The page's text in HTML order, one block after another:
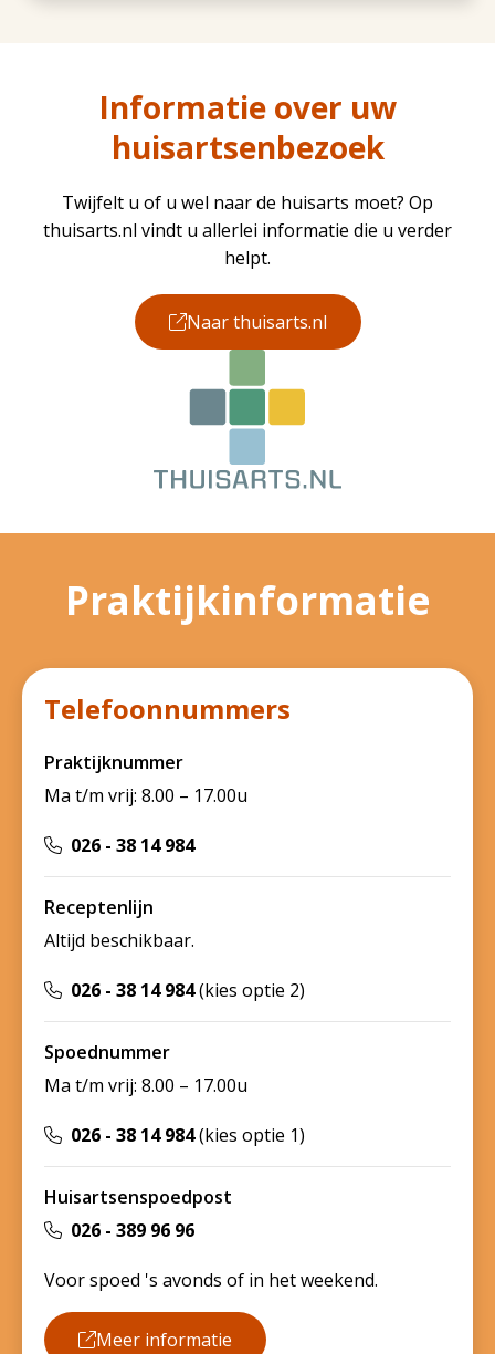
Informatie over uw
huisartsenbezoek
Twijfelt u of u wel naar de huisarts moet? Op
thuisarts.nl vindt u allerlei informatie die u verder
helpt.
Naar thuisarts.nl
Praktijkinformatie
Telefoonnummers
Praktijknummer
Ma t/m vrij: 8.00 – 17.00u
026 - 38 14 984
Receptenlijn
Altijd beschikbaar.
026 - 38 14 984(kies optie 2)
Spoednummer
Ma t/m vrij: 8.00 – 17.00u
026 - 38 14 984(kies optie 1)
Huisartsenspoedpost
026 - 389 96 96
Voor spoed 's avonds of in het weekend.
Meer informatie